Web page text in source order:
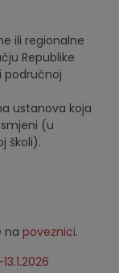
ili regionalne
Republike
područnoj
ustanova koja
(u
školi).
na poveznici.